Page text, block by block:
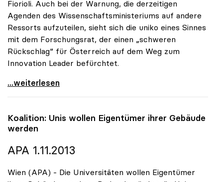
Fiorioli. Auch bei der Warnung, die derzeitigen
Agenden des Wissenschaftsministeriums auf andere
Ressorts aufzuteilen, sieht sich die uniko eines Sinnes
mit dem Forschungsrat, der einen „schweren
Rückschlag“ für Österreich auf dem Weg zum
Innovation Leader befürchtet.
uniko begrüsst Initiative des Forschungsrats für
...weiterlesen
Koalition: Unis wollen Eigentümer ihrer Gebäude
werden
APA 1.11.2013
Wien (APA) - Die Universitäten wollen Eigentümer